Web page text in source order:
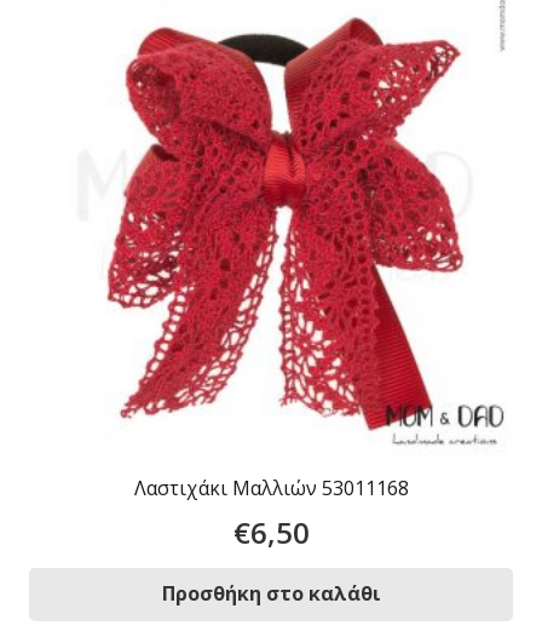
Λαστιχάκι Μαλλιών 53011168
€6,50
Προσθήκη στο καλάθι